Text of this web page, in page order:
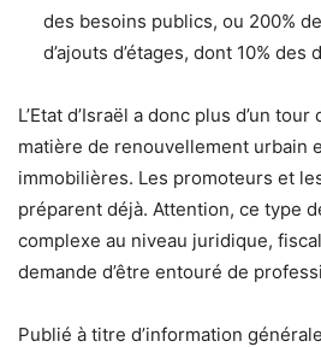
des besoins publics, ou 200%
d’ajouts d’étages, dont 10%
L’Etat d’Israël a donc plus d’un
matière de renouvellement urbain
immobilières. Les promoteurs et
préparent déjà. Attention, ce type
complexe au niveau juridique,
demande d’être entouré de
Publié à titre d’information